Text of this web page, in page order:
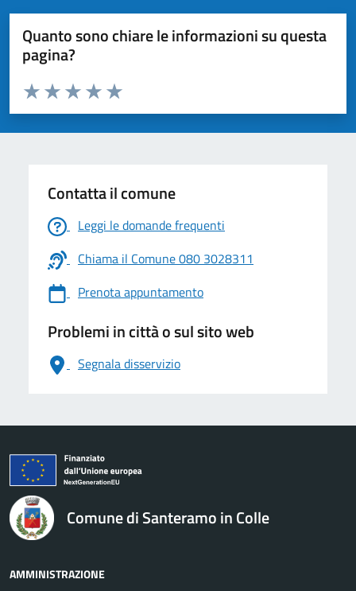
Quanto sono chiare le informazioni su questa
pagina?
Valuta da 1 a 5 stelle la pagina
Valuta 5 stelle su 5
Valuta 4 stelle su 5
Valuta 3 stelle su 5
Valuta 2 stelle su 5
Valuta 1 stelle su 5
Contatta il comune
Leggi le domande frequenti
Chiama il Comune 080 3028311
Prenota appuntamento
Problemi in città o sul sito web
Segnala disservizio
logo Unione Europea
Comune di Santeramo in Colle
AMMINISTRAZIONE